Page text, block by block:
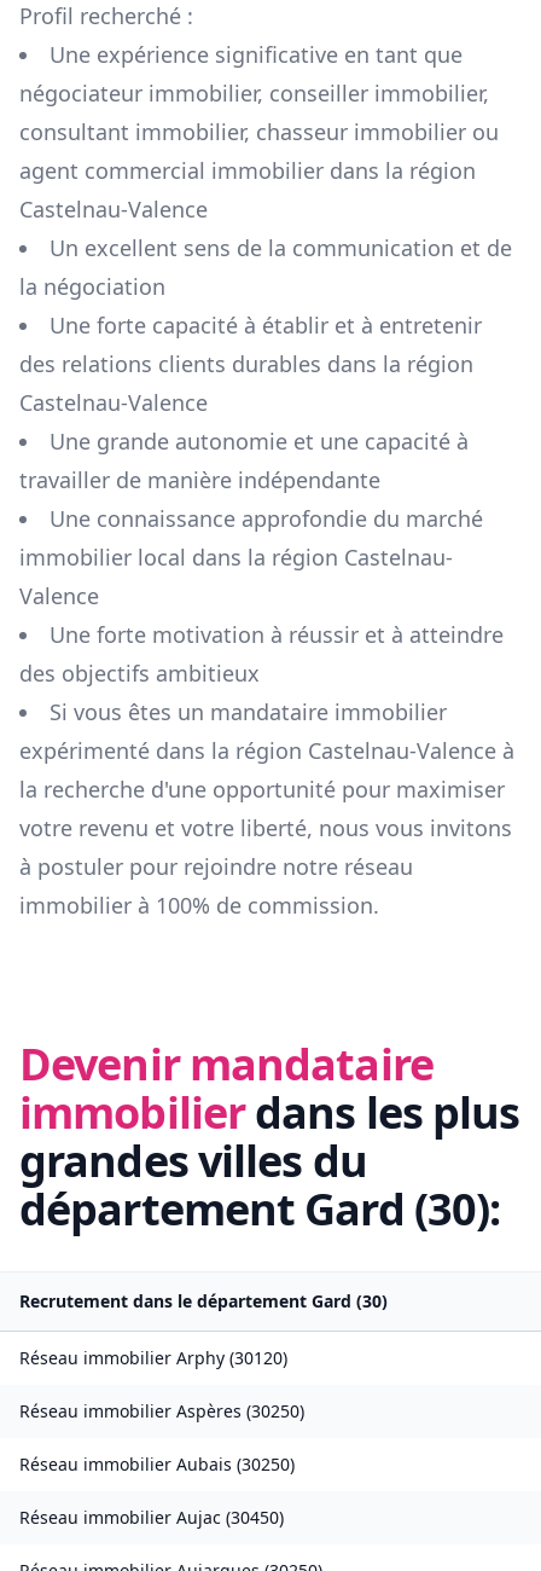
Profil recherché :
Une expérience significative en tant que
négociateur immobilier, conseiller immobilier,
consultant immobilier, chasseur immobilier ou
agent commercial immobilier dans la région
Castelnau-Valence
Un excellent sens de la communication et de
la négociation
Une forte capacité à établir et à entretenir
des relations clients durables dans la région
Castelnau-Valence
Une grande autonomie et une capacité à
travailler de manière indépendante
Une connaissance approfondie du marché
immobilier local dans la région Castelnau-
Valence
Une forte motivation à réussir et à atteindre
des objectifs ambitieux
Si vous êtes un mandataire immobilier
expérimenté dans la région Castelnau-Valence à
la recherche d'une opportunité pour maximiser
votre revenu et votre liberté, nous vous invitons
à postuler pour rejoindre notre réseau
immobilier à 100% de commission.
Devenir mandataire
immobilierdans les plus
grandes villes du
département Gard (30):
Recrutement dans le département Gard (30)
Réseau immobilier Arphy (30120)
Réseau immobilier Aspères (30250)
Réseau immobilier Aubais (30250)
Réseau immobilier Aujac (30450)